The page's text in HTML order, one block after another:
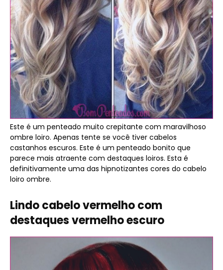
Este é um penteado muito crepitante com maravilhoso
ombre loiro. Apenas tente se você tiver cabelos
castanhos escuros. Este é um penteado bonito que
parece mais atraente com destaques loiros. Esta é
definitivamente uma das hipnotizantes cores do cabelo
loiro ombre.
Lindo cabelo vermelho com
destaques vermelho escuro